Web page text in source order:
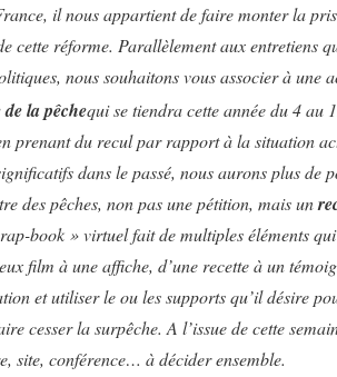
il nous appartient de faire monter la
cette réforme. Parallèlement aux entretiens
nous souhaitons vous associer à
la pêchequi se tiendra cette année du 4 au
prenant du recul par rapport à la situation
dans le passé, nous aurons plus de
des pêches, non pas une pétition, mais un
book » virtuel fait de multiples éléments
film à une affiche, d’une recette à un
et utiliser le ou les supports qu’il désire
cesser la surpêche. A l’issue de cette
site, conférence… à décider ensemble.